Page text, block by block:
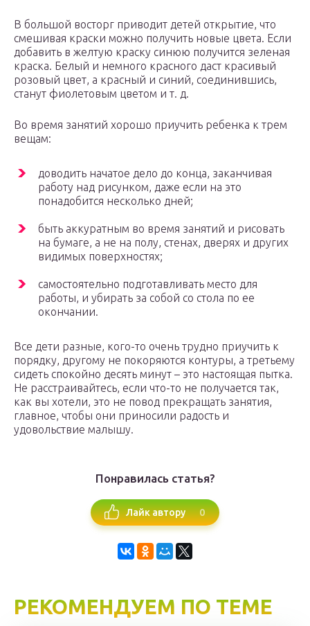
В большой восторг приводит детей открытие, что
смешивая краски можно получить новые цвета. Если
добавить в желтую краску синюю получится зеленая
краска. Белый и немного красного даст красивый
розовый цвет, а красный и синий, соединившись,
станут фиолетовым цветом и т. д.
Во время занятий хорошо приучить ребенка к трем
вещам:
доводить начатое дело до конца, заканчивая
работу над рисунком, даже если на это
понадобится несколько дней;
быть аккуратным во время занятий и рисовать
на бумаге, а не на полу, стенах, дверях и других
видимых поверхностях;
самостоятельно подготавливать место для
работы, и убирать за собой со стола по ее
окончании.
Все дети разные, кого-то очень трудно приучить к
порядку, другому не покоряются контуры, а третьему
сидеть спокойно десять минут – это настоящая пытка.
Не расстраивайтесь, если что-то не получается так,
как вы хотели, это не повод прекращать занятия,
главное, чтобы они приносили радость и
удовольствие малышу.
Понравилась статья?
Лайк автору 0
РЕКОМЕНДУЕМ ПО ТЕМЕ